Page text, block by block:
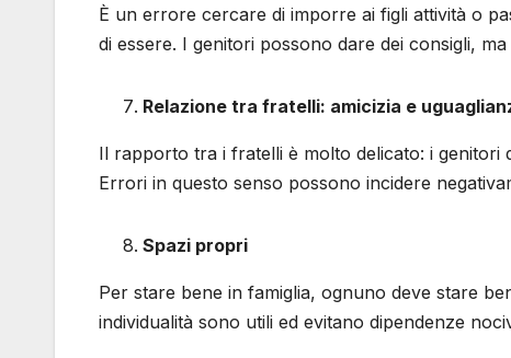
È un errore cercare di imporre ai figli attività o
di essere. I genitori possono dare dei consigli,
Relazione tra fratelli: amicizia e
Il rapporto tra i fratelli è molto delicato: i
Errori in questo senso possono incidere
Spazi propri
Per stare bene in famiglia, ognuno deve stare
individualità sono utili ed evitano dipendenze